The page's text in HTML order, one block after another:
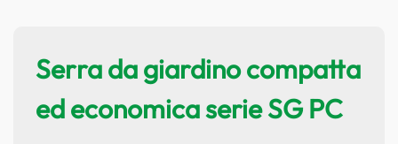
Serra da giardino compatta
ed economica serie SG PC